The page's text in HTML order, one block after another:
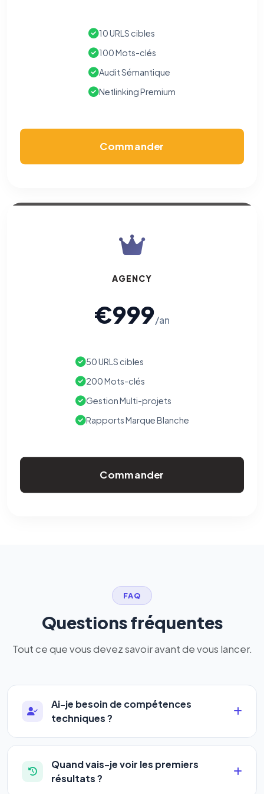
10 URLS cibles
100 Mots-clés
Audit Sémantique
Netlinking Premium
Commander
AGENCY
€999/an
50 URLS cibles
200 Mots-clés
Gestion Multi-projets
Rapports Marque Blanche
Commander
FAQ
Questions fréquentes
Tout ce que vous devez savoir avant de vous lancer.
Ai-je besoin de compétences
techniques ?
Absolument pas. Notre logiciel a été conçu pour
être accessible àtous les profils: artisans,
commerçants, auto-entrepreneurs, PME ou
Quand vais-je voir les premiers
résultats ?